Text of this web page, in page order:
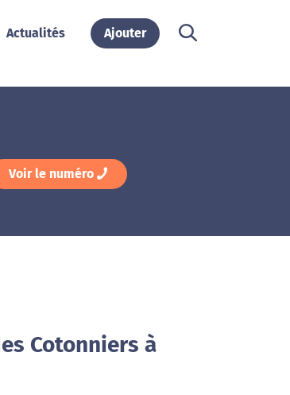
Actualités Ajouter
Voir le numéro
Cotonniers à